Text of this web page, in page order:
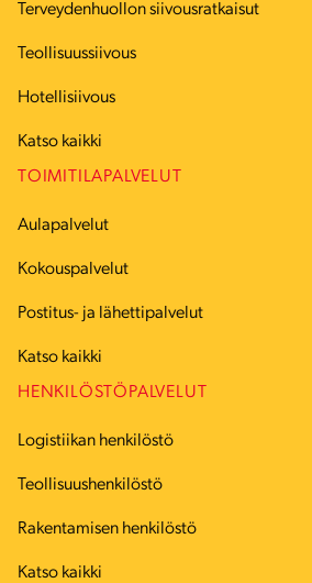
Terveydenhuollon siivousratkaisut
Teollisuussiivous
Hotellisiivous
Katso kaikki
TOIMITILAPALVELUT
Aulapalvelut
Kokouspalvelut
Postitus- ja lähettipalvelut
Katso kaikki
HENKILÖSTÖPALVELUT
Logistiikan henkilöstö
Teollisuushenkilöstö
Rakentamisen henkilöstö
Katso kaikki